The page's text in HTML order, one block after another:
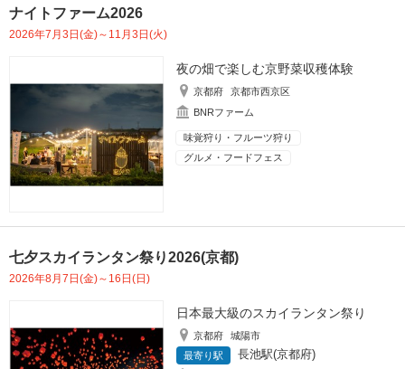
ナイトファーム2026
2026年7月3日(金)～11月3日(火)
夜の畑で楽しむ京野菜収穫体験
京都府
京都市西京区
BNRファーム
味覚狩り・フルーツ狩り
グルメ・フードフェス
七夕スカイランタン祭り2026(京都)
2026年8月7日(金)～16日(日)
日本最大級のスカイランタン祭り
京都府
城陽市
最寄り駅
長池駅(京都府)